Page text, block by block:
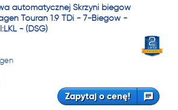
automatycznej Skrzyni biegów
Touran 1.9 TDi - 7-Biegów -
- (DSG)
Zapytaj o cenę!